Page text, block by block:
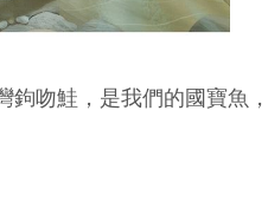
吻鮭，是我們的國寶魚